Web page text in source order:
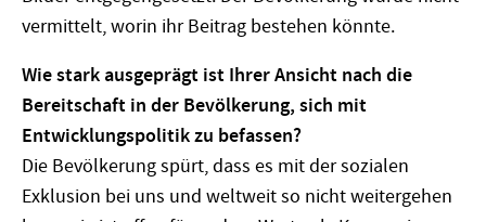
vermittelt, worin ihr Beitrag bestehen könnte.
Wie stark ausgeprägt ist Ihrer Ansicht nach die
Bereitschaft in der Bevölkerung, sich mit
Entwicklungspolitik zu befassen?
Die Bevölkerung spürt, dass es mit der sozialen
Exklusion bei uns und weltweit so nicht weitergehen